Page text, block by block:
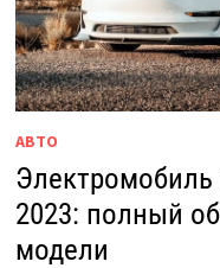
АВТО
Электромобиль
2023: полный
модели